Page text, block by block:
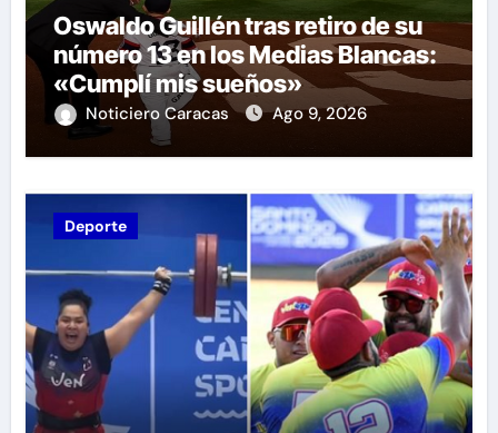
Oswaldo Guillén tras retiro de su
número 13 en los Medias Blancas:
«Cumplí mis sueños»
Noticiero Caracas Ago 9, 2026
Deporte